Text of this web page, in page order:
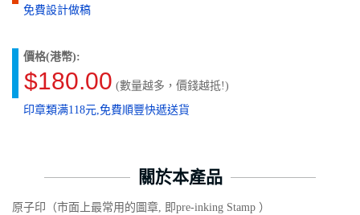
免費設計做稿
價格(港幣):
$180.00 (數量越多，價錢越抵!)
印章類满118元,免費順豐快遞送貨
關於本產品
原子印（市面上最常用的圖章, 即pre-inking Stamp ）